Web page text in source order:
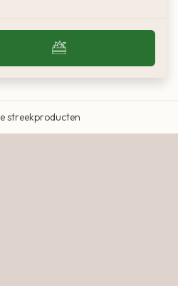
runderen
streekproducten